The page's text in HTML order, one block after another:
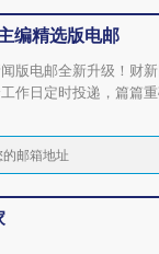
编精选版电邮
版电邮全新升级！财
作日定时投递，篇篇